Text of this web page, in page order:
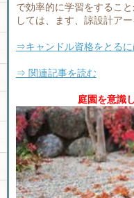
で効率的に学習をするこ
しては、ます、諒設計ア
⇒キャンドル資格をとる
⇒ 関連記事を読む
庭園を意識